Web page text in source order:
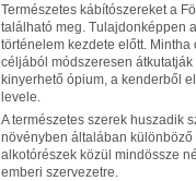
Természetes kábítószereket a
található meg. Tulajdonképpen
történelem kezdete előtt.
céljából módszeresen
kinyerhető ópium, a kenderből
levele.
A természetes szerek huszadik
növényben általában
alkotórészek közül mindössze
emberi szervezetre.